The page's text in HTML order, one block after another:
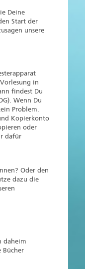
Deine
Start der
unsere
in
findest Du
Wenn Du
Problem.
Kopierkonto
oder
dafür
Oder den
dazu die
daheim
Bücher